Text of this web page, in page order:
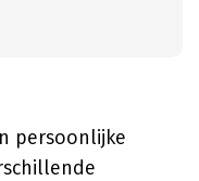
persoonlijke